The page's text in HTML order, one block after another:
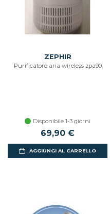
ZEPHIR
Purificatore aria wireless zpa90
Disponibile 1-3 giorni
69,90 €
AGGIUNGI AL CARRELLO